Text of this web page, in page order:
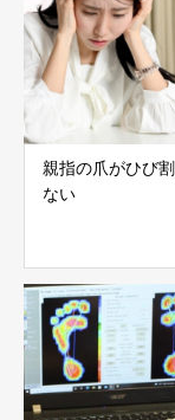
親指の爪がひび
ない